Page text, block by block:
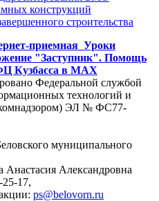
конструкций
строительства
приемная Уроки
"Заступник". Помощь
Кузбасса в MAX
Федеральной службой
технологий и
ЭЛ № ФС77-
муниципального
Александровна
17,
ps@belovorn.ru